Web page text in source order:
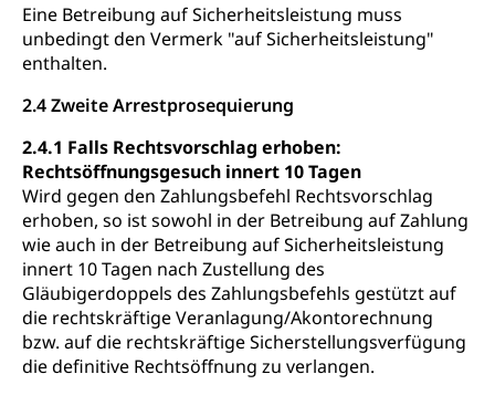
Eine Betreibung auf Sicherheitsleistung muss
unbedingt den Vermerk "auf Sicherheitsleistung"
enthalten.
2.4 Zweite Arrestprosequierung
2.4.1 Falls Rechtsvorschlag erhoben:
Rechtsöffnungsgesuch innert 10 Tagen
Wird gegen den Zahlungsbefehl Rechtsvorschlag
erhoben, so ist sowohl in der Betreibung auf Zahlung
wie auch in der Betreibung auf Sicherheitsleistung
innert 10 Tagen nach Zustellung des
Gläubigerdoppels des Zahlungsbefehls gestützt auf
die rechtskräftige Veranlagung/Akontorechnung
bzw. auf die rechtskräftige Sicherstellungsverfügung
die definitive Rechtsöffnung zu verlangen.